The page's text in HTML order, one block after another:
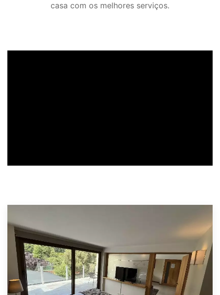
casa com os melhores serviços.